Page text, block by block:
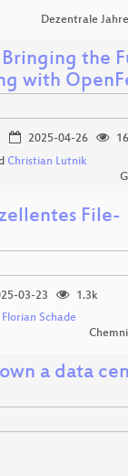
Dezentrale
the
with
2025-04-26
Christian Lutnik
File-
03-23
1.3k
Florian Schade
a data